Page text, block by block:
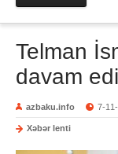
Telman
davam
azbaku.info 7-
Xəbər lenti